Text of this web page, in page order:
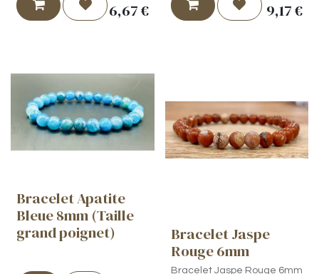
6,67€ 9,17€
Bracelet Apatite
Bleue 8mm (Taille
grand poignet)
Bracelet Jaspe
Rouge 6mm
Bracelet Jaspe Rouge 6mm